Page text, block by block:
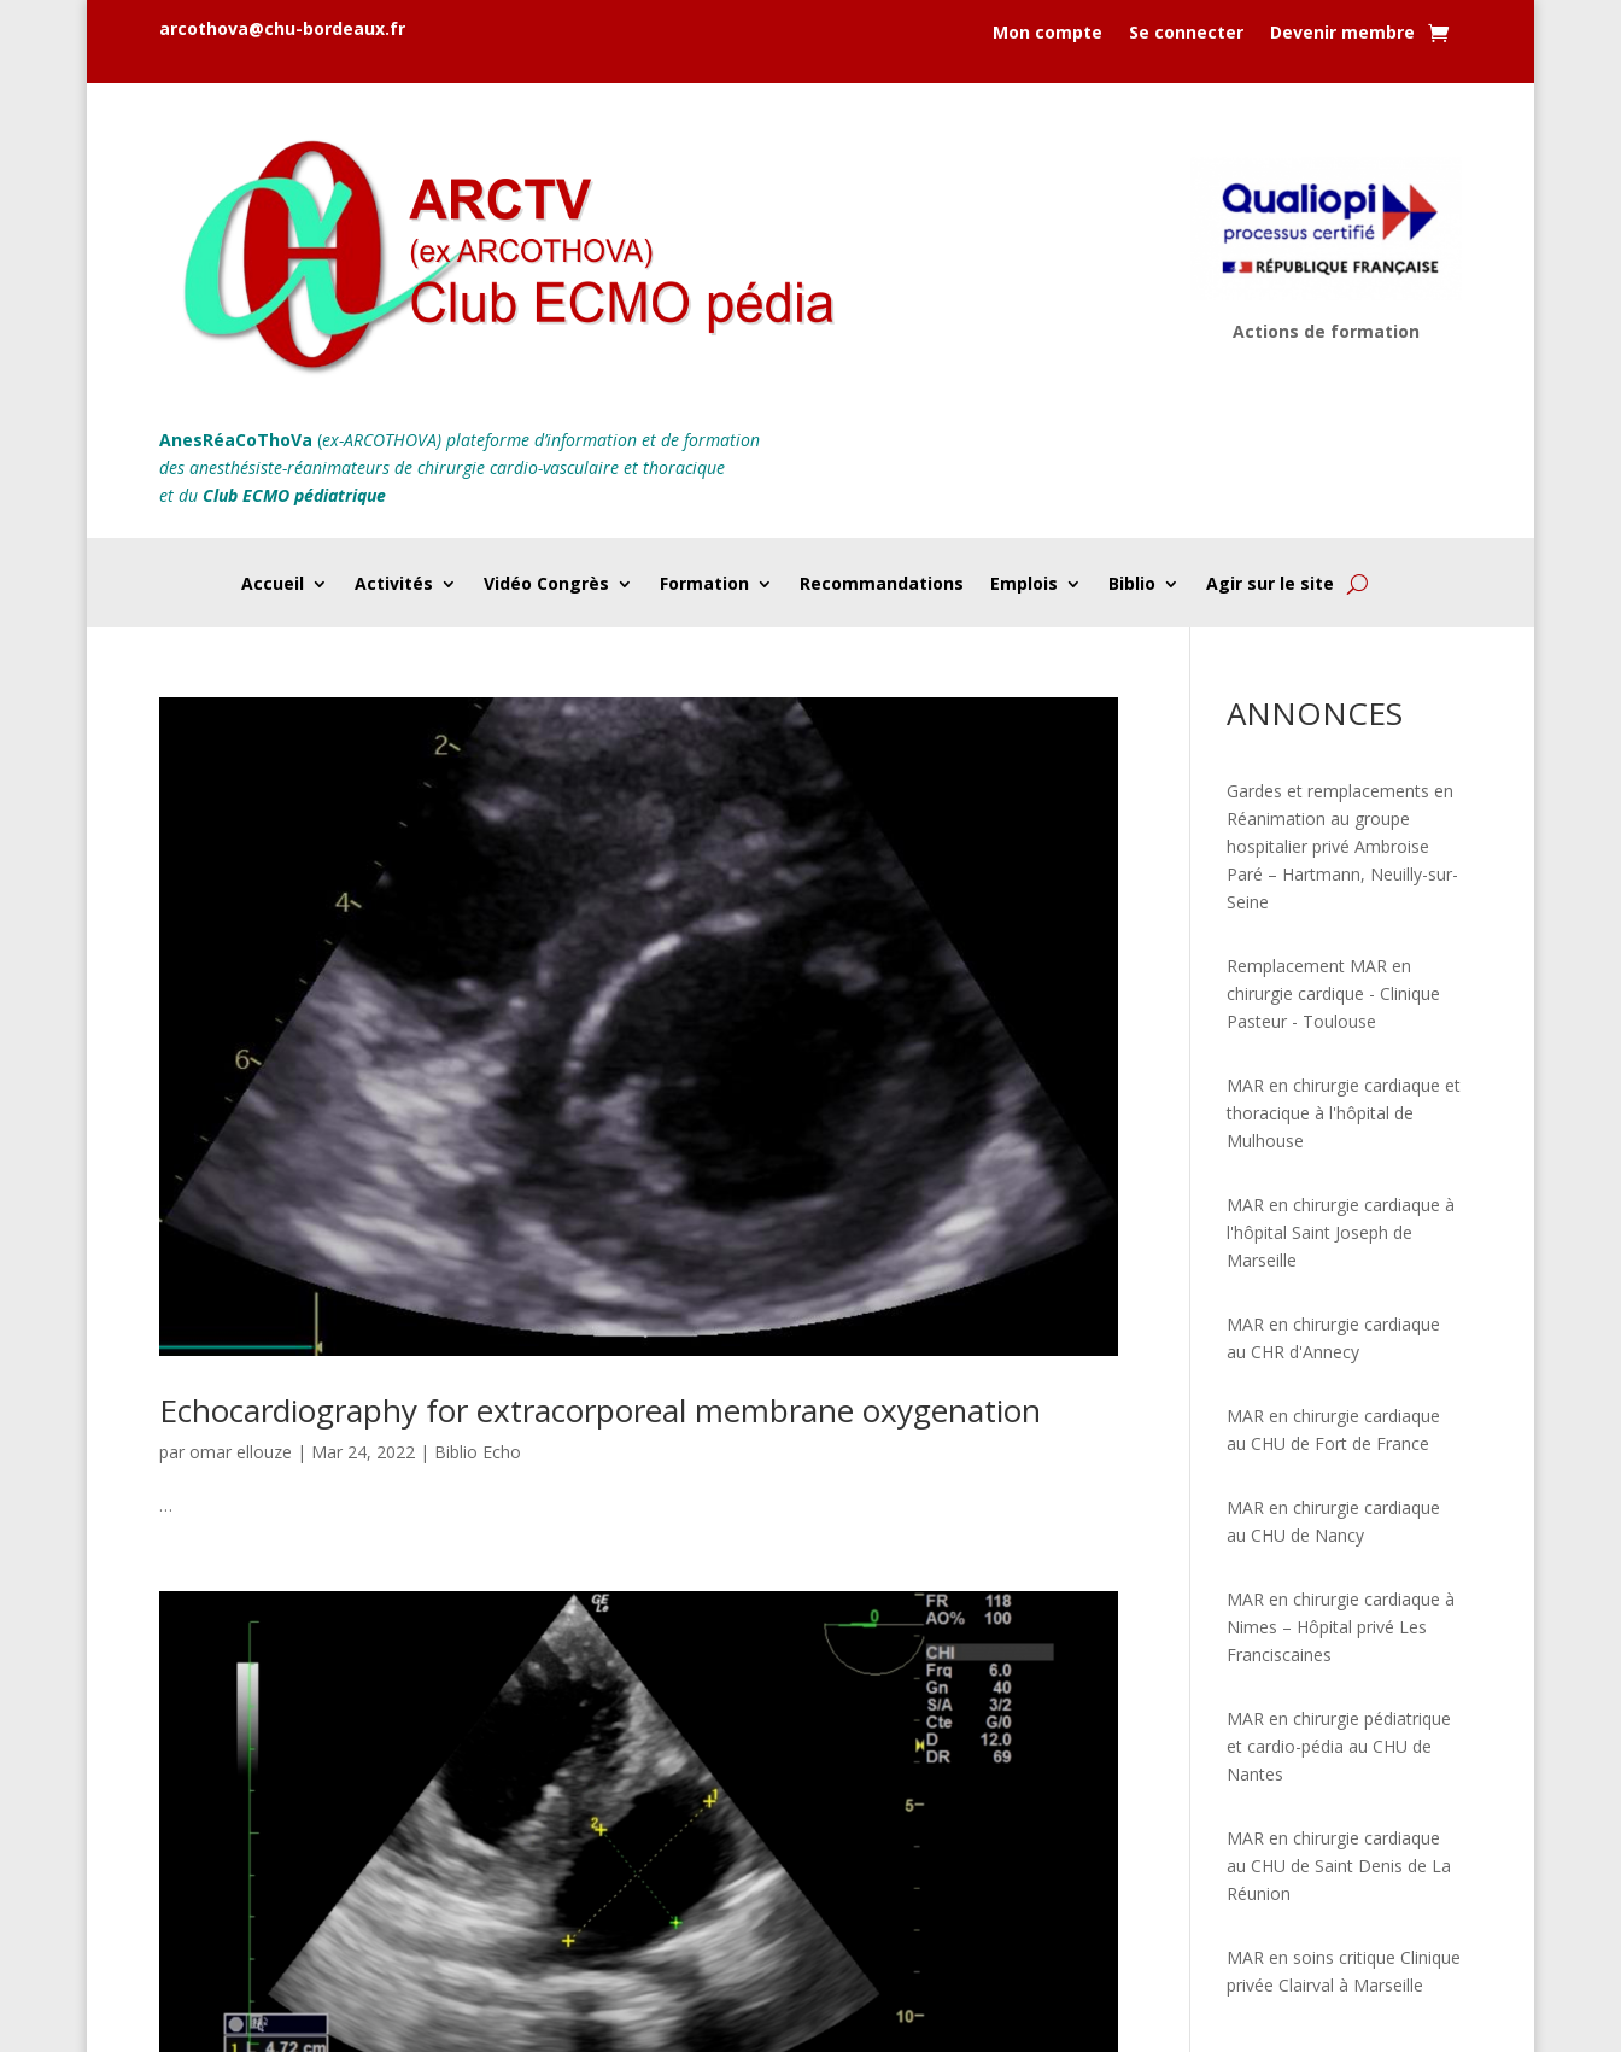
arcothova@chu-bordeaux.fr Mon compte Se connecter Devenir membre
AnesRéaCoThoVa (ex-ARCOTHOVA) plateforme d’information et de formation
des anesthésiste-réanimateurs de chirurgie cardio-vasculaire et thoracique
et du Club ECMO pédiatrique
Actions de formation
Accueil Activités Vidéo Congrès Formation Recommandations Emplois Biblio Agir sur le site
Echocardiography for extracorporeal membrane oxygenation
par omar ellouze | Mar 24, 2022 | Biblio Echo
…
ANNONCES
Gardes et remplacements en
Réanimation au groupe
hospitalier privé Ambroise
Paré – Hartmann, Neuilly-sur-
Seine
Remplacement MAR en
chirurgie cardique - Clinique
Pasteur - Toulouse
MAR en chirurgie cardiaque et
thoracique à l'hôpital de
Mulhouse
MAR en chirurgie cardiaque à
l'hôpital Saint Joseph de
Marseille
MAR en chirurgie cardiaque
au CHR d'Annecy
MAR en chirurgie cardiaque
au CHU de Fort de France
MAR en chirurgie cardiaque
au CHU de Nancy
MAR en chirurgie cardiaque à
Nimes – Hôpital privé Les
Franciscaines
MAR en chirurgie pédiatrique
et cardio-pédia au CHU de
Nantes
MAR en chirurgie cardiaque
au CHU de Saint Denis de La
Réunion
MAR en soins critique Clinique
privée Clairval à Marseille